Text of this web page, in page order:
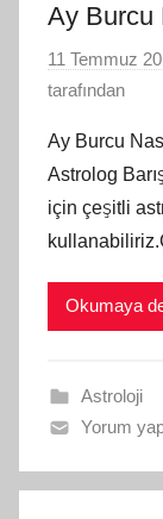
Ay Burcu
11 Temmuz
tarafından
Ay Burcu
Astrolog
için çeşitli
Okumaya
Astroloji
Yorum